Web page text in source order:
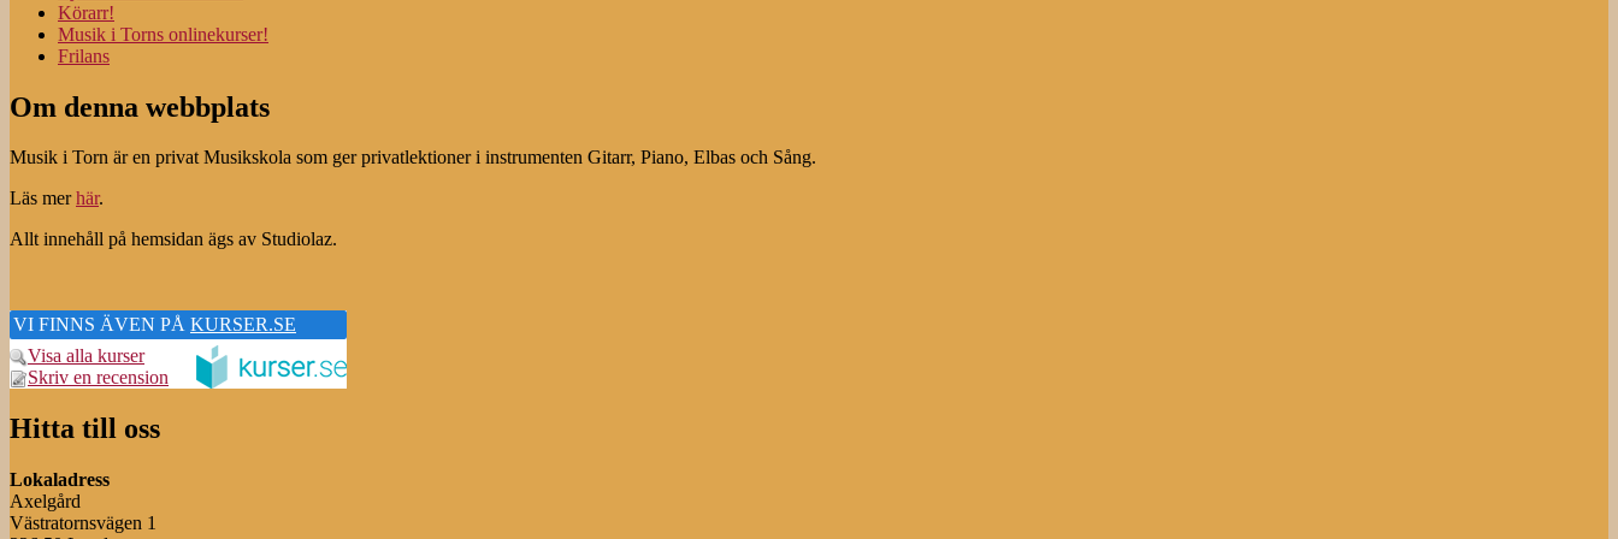
Körarr!
Musik i Torns onlinekurser!
Frilans
Om denna webbplats
Musik i Torn är en privat Musikskola som ger privatlektioner i instrumenten Gitarr, Piano, Elbas och Sång.
Läs merhär.
Allt innehåll på hemsidan ägs av Studiolaz.
VI FINNS ÄVEN PÅ KURSER.SE
Visa alla kurser
Skriv en recension
Hitta till oss
Lokaladress
Axelgård
Västratornsvägen 1